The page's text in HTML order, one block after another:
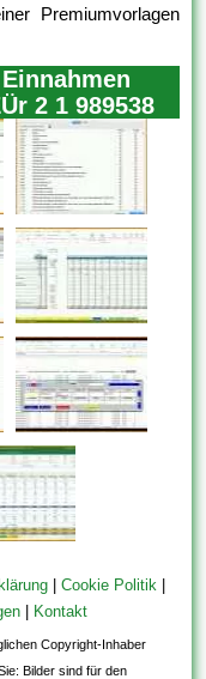
Premiumvorlagen
2 1 989538
| Cookie Politik|
Kontakt
Copyright-Inhaber
Bilder sind für den